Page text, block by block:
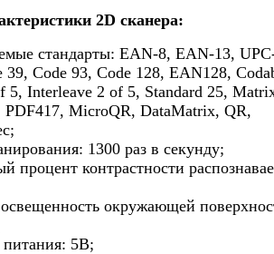
2D сканера:
стандарты: EAN-8, EAN-13,
39, Code 93, Code 128, EAN128,
5, Interleave 2 of 5, Standard 25,
PDF417, MicroQR, DataMatrix, QR,
1300 раз в секунду;
процент контрастности
окружающей
5В;